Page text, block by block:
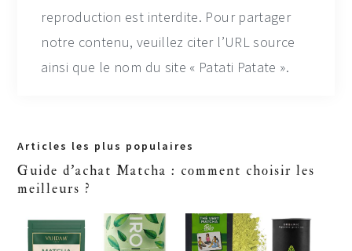
reproduction est interdite. Pour partager
notre contenu, veuillez citer l’URL source
ainsi que le nom du site « Patati Patate ».
Primary
Sidebar
Articles les plus populaires
Guide d'achat Matcha : comment choisir les
meilleurs ?